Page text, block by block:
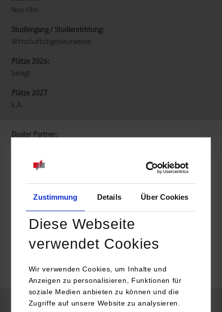
Zustimmung Details Über Cookies
Diese Webseite
verwendet Cookies
Wir verwenden Cookies, um Inhalte und
Anzeigen zu personalisieren, Funktionen für
soziale Medien anbieten zu können und die
Zugriffe auf unsere Website zu analysieren.
Neu-Ulm
Wirtschaftsingenieurwesen
belegt
k.A.
Informatik
belegt